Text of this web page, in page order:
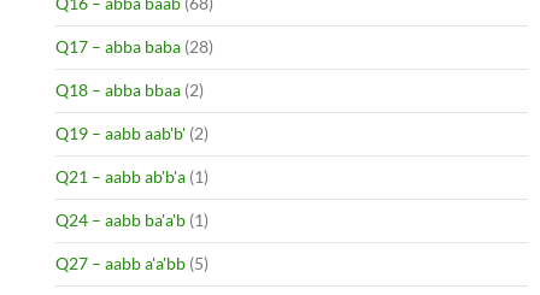
Q17 – abba baba (28)
Q18 – abba bbaa (2)
Q19 – aabb aab'b' (2)
Q21 – aabb ab'b'a (1)
Q24 – aabb ba'a'b (1)
Q27 – aabb a'a'bb (5)